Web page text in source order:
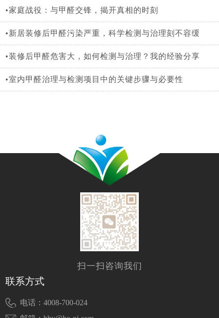
•家庭战役：与甲醛交锋，揭开真相的时刻
•新居装修后甲醛污染严重，科学检测与治理刻不容缓
•装修后甲醛危害大，如何检测与治理？我的经验分享
•室内甲醛治理与检测项目中的关键步骤与必要性
扫一扫咨询我们
联系方式
电话：4008-700-024